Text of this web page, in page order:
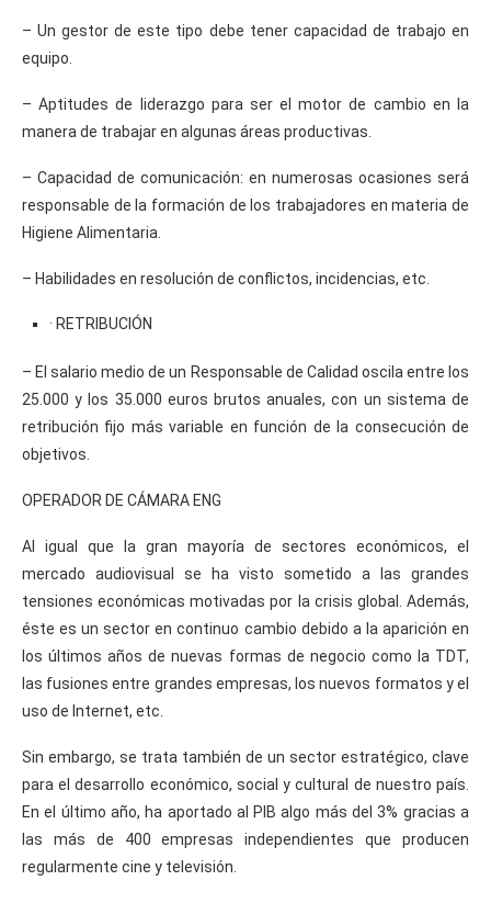
– Un gestor de este tipo debe tener capacidad de trabajo en
equipo.
– Aptitudes de liderazgo para ser el motor de cambio en la
manera de trabajar en algunas áreas productivas.
– Capacidad de comunicación: en numerosas ocasiones será
responsable de la formación de los trabajadores en materia de
Higiene Alimentaria.
– Habilidades en resolución de conflictos, incidencias, etc.
· RETRIBUCIÓN
– El salario medio de un Responsable de Calidad oscila entre los
25.000 y los 35.000 euros brutos anuales, con un sistema de
retribución fijo más variable en función de la consecución de
objetivos.
OPERADOR DE CÁMARA ENG
Al igual que la gran mayoría de sectores económicos, el
mercado audiovisual se ha visto sometido a las grandes
tensiones económicas motivadas por la crisis global. Además,
éste es un sector en continuo cambio debido a la aparición en
los últimos años de nuevas formas de negocio como la TDT,
las fusiones entre grandes empresas, los nuevos formatos y el
uso de Internet, etc.
Sin embargo, se trata también de un sector estratégico, clave
para el desarrollo económico, social y cultural de nuestro país.
En el último año, ha aportado al PIB algo más del 3% gracias a
las más de 400 empresas independientes que producen
regularmente cine y televisión.